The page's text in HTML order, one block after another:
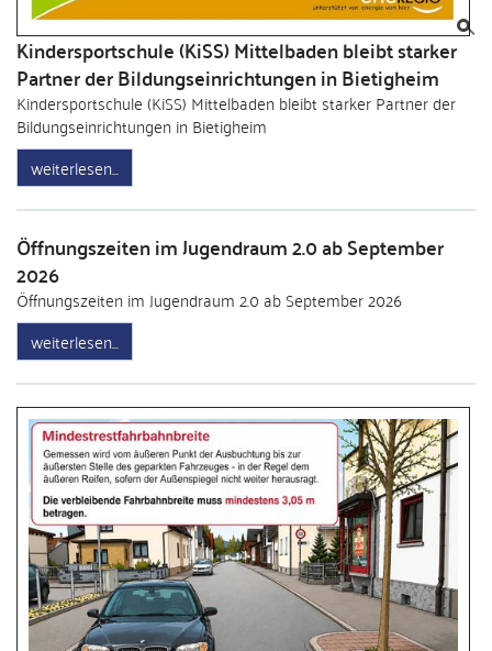
Kindersportschule (KiSS) Mittelbaden bleibt starker
Partner der Bildungseinrichtungen in Bietigheim
Kindersportschule (KiSS) Mittelbaden bleibt starker Partner der
Bildungseinrichtungen in Bietigheim
weiterlesen
Öffnungszeiten im Jugendraum 2.0 ab September
2026
Öffnungszeiten im Jugendraum 2.0 ab September 2026
weiterlesen